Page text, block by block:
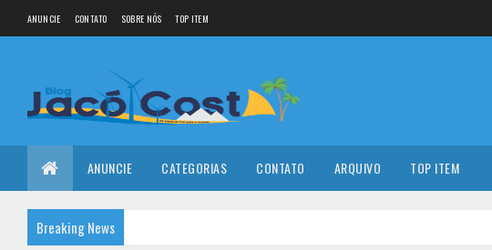
ANUNCIE CONTATO SOBRE NÓS TOP ITEM
ANUNCIE CATEGORIAS CONTATO ARQUIVO TOP ITEM
Breaking News